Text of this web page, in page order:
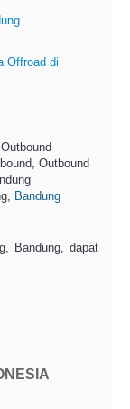
Offroad di
Outbound
Bandung
Bandung, dapat